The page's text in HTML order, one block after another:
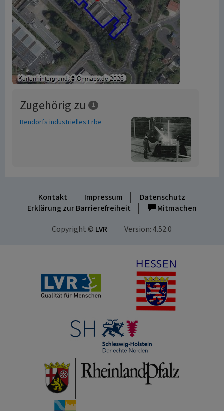
Zugehörig zu 1
Bendorfs industrielles Erbe
Kontakt Impressum
Datenschutz
Erklärung zur Barrierefreiheit
Mitmachen
Copyright © LVR Version: 4.52.0